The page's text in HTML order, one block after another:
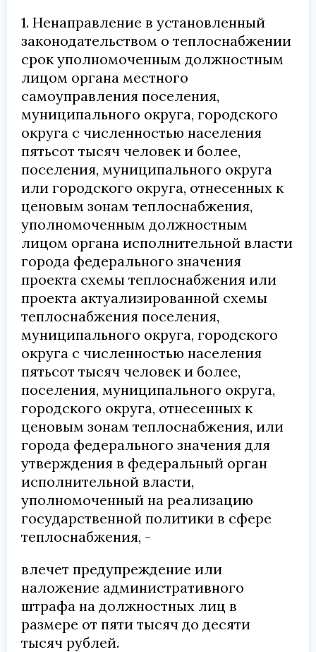
1. Ненаправление в установленный
законодательством о теплоснабжении
срок уполномоченным должностным
лицом органа местного
самоуправления поселения,
муниципального округа, городского
округа с численностью населения
пятьсот тысяч человек и более,
поселения, муниципального округа
или городского округа, отнесенных к
ценовым зонам теплоснабжения,
уполномоченным должностным
лицом органа исполнительной власти
города федерального значения
проекта схемы теплоснабжения или
проекта актуализированной схемы
теплоснабжения поселения,
муниципального округа, городского
округа с численностью населения
пятьсот тысяч человек и более,
поселения, муниципального округа,
городского округа, отнесенных к
ценовым зонам теплоснабжения, или
города федерального значения для
утверждения в федеральный орган
исполнительной власти,
уполномоченный на реализацию
государственной политики в сфере
теплоснабжения, -
влечет предупреждение или
наложение административного
штрафа на должностных лиц в
размере от пяти тысяч до десяти
тысяч рублей.